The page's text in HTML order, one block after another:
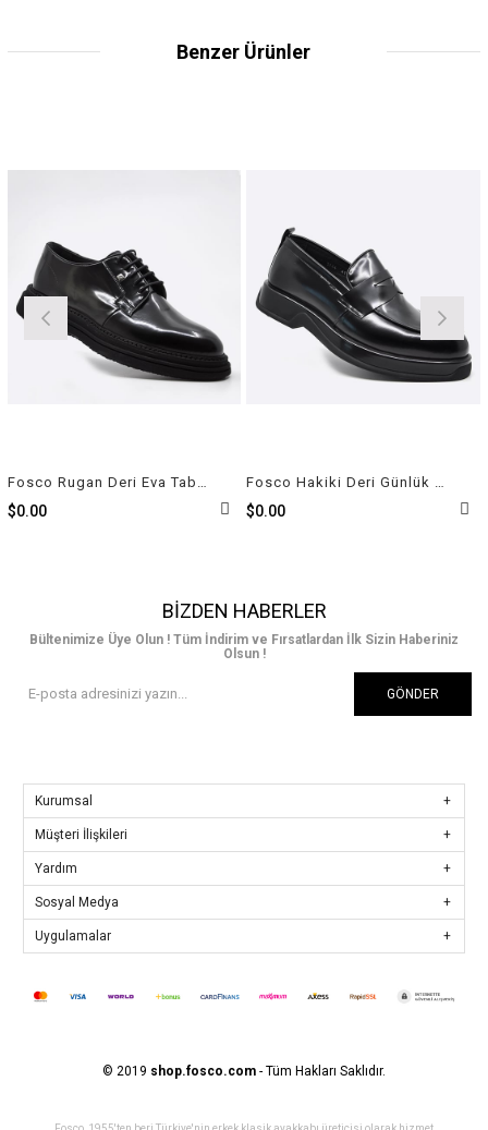
Benzer Ürünler
$0.00 $0.00
BIZDEN HABERLER
Bültenimize Üye Olun ! Tüm İndirim ve Fırsatlardan İlk Sizin Haberiniz
Olsun !
GÖNDER
Kurumsal
Müşteri İlişkileri
Yardım
Sosyal Medya
Uygulamalar
© 2019 shop.fosco.com- Tüm Hakları Saklıdır.